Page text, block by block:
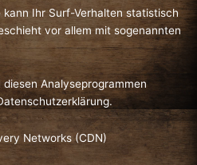
kann Ihr Surf-Verhalten statistisch
vor allem mit sogenannten
Analyseprogrammen
Networks (CDN)